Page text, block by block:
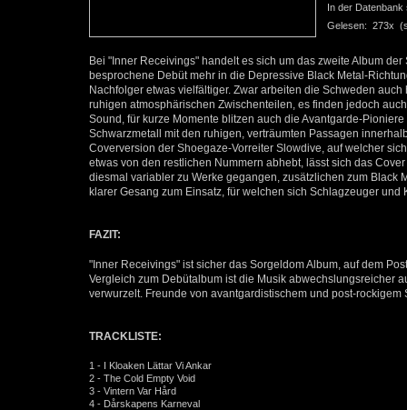
In der Datenbank
Gelesen: 273x
Bei "Inner Receivings" handelt es sich um das zweite Album
besprochene Debüt mehr in die Depressive Black Metal-
Nachfolger etwas vielfältiger. Zwar arbeiten die Schweden
ruhigen atmosphärischen Zwischenteilen, es finden jedoch
Sound, für kurze Momente blitzen auch die Avantgarde-
Schwarzmetall mit den ruhigen, verträumten Passagen
Coverversion der Shoegaze-Vorreiter Slowdive, auf welcher
etwas von den restlichen Nummern abhebt, lässt sich das
diesmal variabler zu Werke gegangen, zusätzlichen zum Black
klarer Gesang zum Einsatz, für welchen sich Schlagzeuger
FAZIT:
"Inner Receivings" ist sicher das Sorgeldom Album, auf dem
Vergleich zum Debütalbum ist die Musik abwechslungsreicher
verwurzelt. Freunde von avantgardistischem und post-
TRACKLISTE:
1 - I Kloaken Lättar Vi Ankar
2 - The Cold Empty Void
3 - Vintern Var Hård
4 - Dårskapens Karneval